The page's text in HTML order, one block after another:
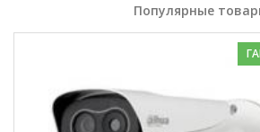
Популярные